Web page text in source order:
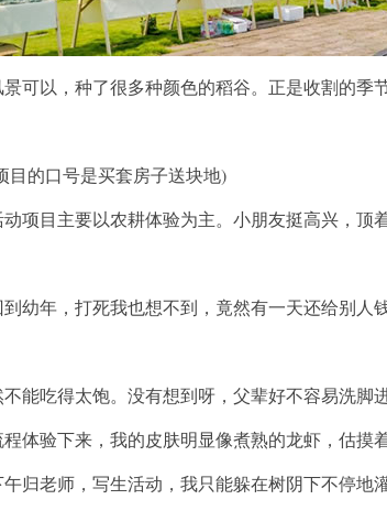
以，种了很多种颜色的稻谷。正是收割的季节
的口号是买套房子送块地)
目主要以农耕体验为主。小朋友挺高兴，顶
年，打死我也想不到，竟然有一天还给别人钱
吃得太饱。没有想到呀，父辈好不容易洗脚进
验下来，我的皮肤明显像煮熟的龙虾，估摸着
老师，写生活动，我只能躲在树阴下不停地灌